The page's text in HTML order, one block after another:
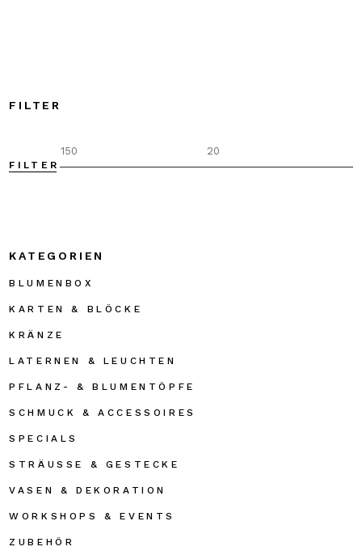
FILTER
FILTER
KATEGORIEN
BLUMENBOX
KARTEN & BLÖCKE
KRÄNZE
LATERNEN & LEUCHTEN
PFLANZ- & BLUMENTÖPFE
SCHMUCK & ACCESSOIRES
SPECIALS
STRÄUSSE & GESTECKE
VASEN & DEKORATION
WORKSHOPS & EVENTS
ZUBEHÖR